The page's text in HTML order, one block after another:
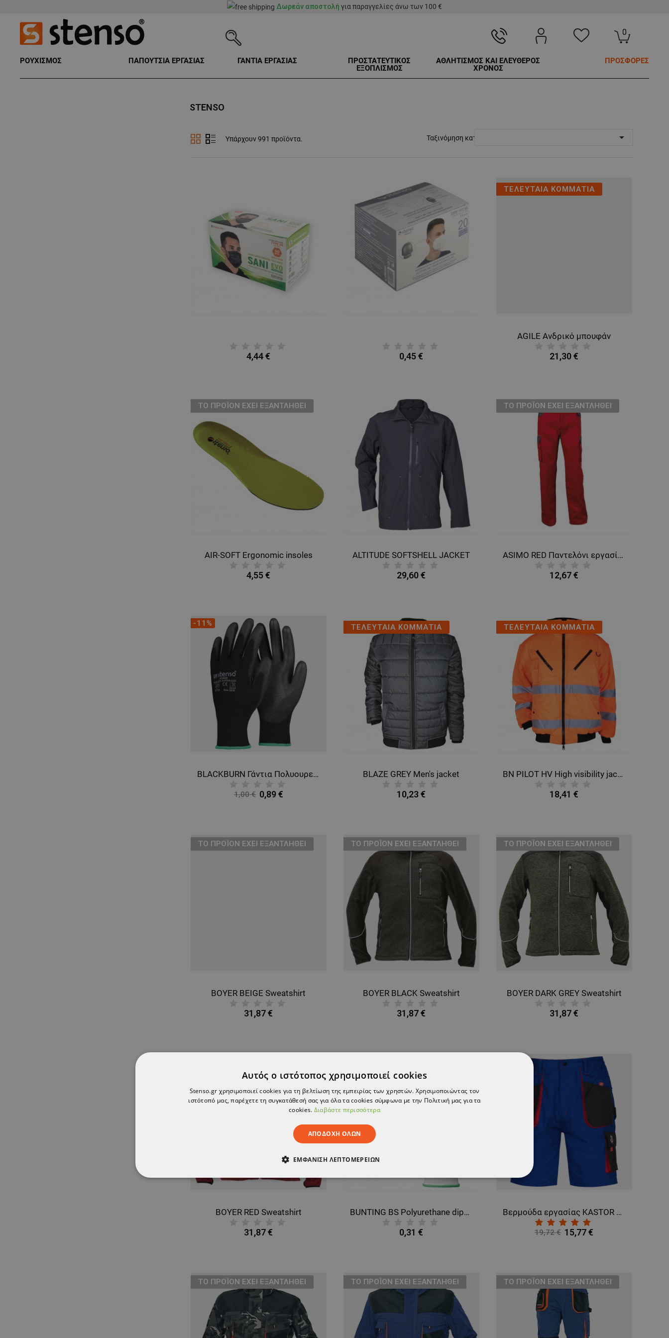
Δωρεάν αποστολή για παραγγελίες άνω των 100 €
0
ΡΟΥΧΙΣΜΟΣ ΠΑΠΟΥΤΣΙΑ ΕΡΓΑΣΙΑΣ ΓΑΝΤΙΑ ΕΡΓΑΣΙΑΣ
ΠΡΟΣΤΑΤΕΥΤΙΚΟΣ
ΕΞΟΠΛΙΣΜΟΣ
ΑΘΛΗΤΙΣΜΟΣ ΚΑΙ ΕΛΕΥΘΕΡΟΣ
ΧΡΟΝΟΣ
ΠΡΟΣΦΟΡΕΣ
STENSO
Υπάρχουν 991 προϊόντα. Ταξινόμηση κατά: 
4,44 € 0,45 €
ΤΕΛΕΥΤΑΙΑ ΚΟΜΜΑΤΙΑ
AGILE Ανδρικό μπουφάν
21,30 €
ТΟ ΠΡΟΪΌΝ ΈΧΕΙ ΕΞΑΝΤΛΗΘΕΊ
AIR-SOFT Ergonomic insoles
4,55 €
ALTITUDE SOFTSHELL JACKET
29,60 €
ТΟ ΠΡΟΪΌΝ ΈΧΕΙ ΕΞΑΝΤΛΗΘΕΊ
ASIMO RED Παντελόνι εργασίας
12,67 €
-11%
BLACKBURN Γάντια Πολυουρεθάνης
1,00 € 0,89 €
ΤΕΛΕΥΤΑΙΑ ΚΟΜΜΑΤΙΑ
BLAZE GREY Men's jacket
10,23 €
ΤΕΛΕΥΤΑΙΑ ΚΟΜΜΑΤΙΑ
BN PILOT HV High visibility jacket
18,41 €
ТΟ ΠΡΟΪΌΝ ΈΧΕΙ ΕΞΑΝΤΛΗΘΕΊ
BOYER BEIGE Sweatshirt
31,87 €
ТΟ ΠΡΟΪΌΝ ΈΧΕΙ ΕΞΑΝΤΛΗΘΕΊ
BOYER BLACK Sweatshirt
31,87 €
ТΟ ΠΡΟΪΌΝ ΈΧΕΙ ΕΞΑΝΤΛΗΘΕΊ
BOYER DARK GREY Sweatshirt
31,87 €
BOYER RED Sweatshirt
31,87 €
BUNTING BS Polyurethane dipped gloves
0,31 €
Bερμούδα εργασίας KASTOR ROYAL BLUE
19,72 € 15,77 €
ТΟ ΠΡΟΪΌΝ ΈΧΕΙ ΕΞΑΝΤΛΗΘΕΊ ТΟ ΠΡΟΪΌΝ ΈΧΕΙ ΕΞΑΝΤΛΗΘΕΊ ТΟ ΠΡΟΪΌΝ ΈΧΕΙ ΕΞΑΝΤΛΗΘΕΊ
Αυτός ο ιστότοπος χρησιμοποιεί cookies
Stenso.gr χρησιμοποιεί cookies για τη βελτίωση της εμπειρίας των χρηστών. Χρησιμοποιώντας τον
ιστότοπό μας, παρέχετε τη συγκατάθεσή σας για όλα τα cookies σύμφωνα με την Πολιτική μας για τα
cookies. Διαβάστε περισσότερα
ΑΠΟΔΟΧΉ ΌΛΩΝ
ΕΜΦΆΝΙΣΗ ΛΕΠΤΟΜΕΡΕΙΏΝ
ΑΠΟΛΎΤΩΣ ΑΠΑΡΑΊΤΗΤΑ ΑΠΌΔΟΣΗΣ ΛΕΙΤΟΥΡΓΙΚΌΤΗΤΑΣ